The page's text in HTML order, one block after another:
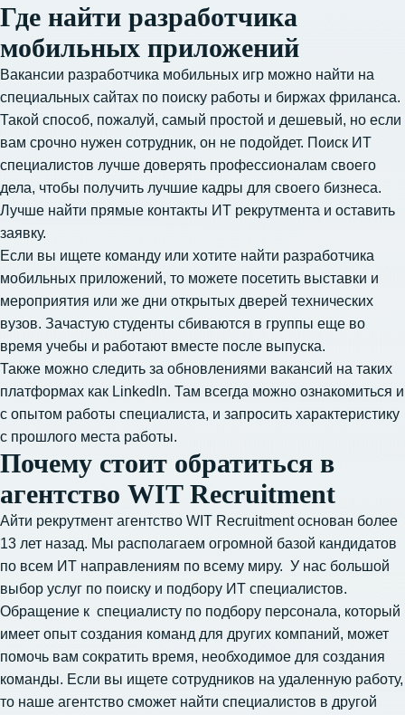
Где найти разработчика
мобильных приложений
Вакансии разработчика мобильных игр можно найти на
специальных сайтах по поиску работы и биржах фриланса.
Такой способ, пожалуй, самый простой и дешевый, но если
вам срочно нужен сотрудник, он не подойдет. Поиск ИТ
специалистов лучше доверять профессионалам своего
дела, чтобы получить лучшие кадры для своего бизнеса.
Лучше найти прямые контакты ИТ рекрутмента и оставить
заявку.
Если вы ищете команду или хотите найти разработчика
мобильных приложений, то можете посетить выставки и
мероприятия или же дни открытых дверей технических
вузов. Зачастую студенты сбиваются в группы еще во
время учебы и работают вместе после выпуска.
Также можно следить за обновлениями вакансий на таких
платформах как LinkedIn. Там всегда можно ознакомиться и
с опытом работы специалиста, и запросить характеристику
с прошлого места работы.
Почему стоит обратиться в
агентство WIT Recruitment
Айти рекрутмент агентство WIT Recruitment основан более
13 лет назад. Мы располагаем огромной базой кандидатов
по всем ИТ направлениям по всему миру. У нас большой
выбор услуг по поиску и подбору ИТ специалистов.
Обращение к специалисту по подбору персонала, который
имеет опыт создания команд для других компаний, может
помочь вам сократить время, необходимое для создания
команды. Если вы ищете сотрудников на удаленную работу,
то наше агентство сможет найти специалистов в другой